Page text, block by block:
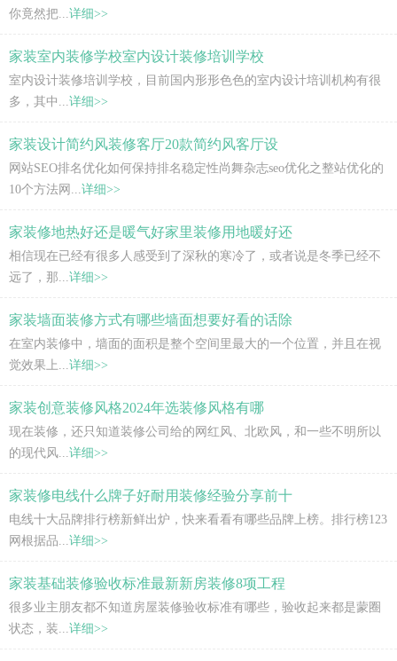
你竟然把...详细>>
家装室内装修学校室内设计装修培训学校
室内设计装修培训学校，目前国内形形色色的室内设计培训机构有很
多，其中...详细>>
家装设计简约风装修客厅20款简约风客厅设
网站SEO排名优化如何保持排名稳定性尚舞杂志seo优化之整站优化的
10个方法网...详细>>
家装修地热好还是暖气好家里装修用地暖好还
相信现在已经有很多人感受到了深秋的寒冷了，或者说是冬季已经不
远了，那...详细>>
家装墙面装修方式有哪些墙面想要好看的话除
在室内装修中，墙面的面积是整个空间里最大的一个位置，并且在视
觉效果上...详细>>
家装创意装修风格2024年选装修风格有哪
现在装修，还只知道装修公司给的网红风、北欧风，和一些不明所以
的现代风...详细>>
家装修电线什么牌子好耐用装修经验分享前十
电线十大品牌排行榜新鲜出炉，快来看看有哪些品牌上榜。排行榜123
网根据品...详细>>
家装基础装修验收标准最新新房装修8项工程
很多业主朋友都不知道房屋装修验收标准有哪些，验收起来都是蒙圈
状态，装...详细>>